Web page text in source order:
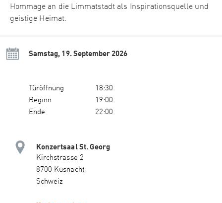
Hommage an die Limmatstadt als Inspirationsquelle und
geistige Heimat.
Samstag, 19. September 2026
Türöffnung
18:30
Beginn
19:00
Ende
22:00
Konzertsaal St. Georg
Kirchstrasse 2
8700 Küsnacht
Schweiz